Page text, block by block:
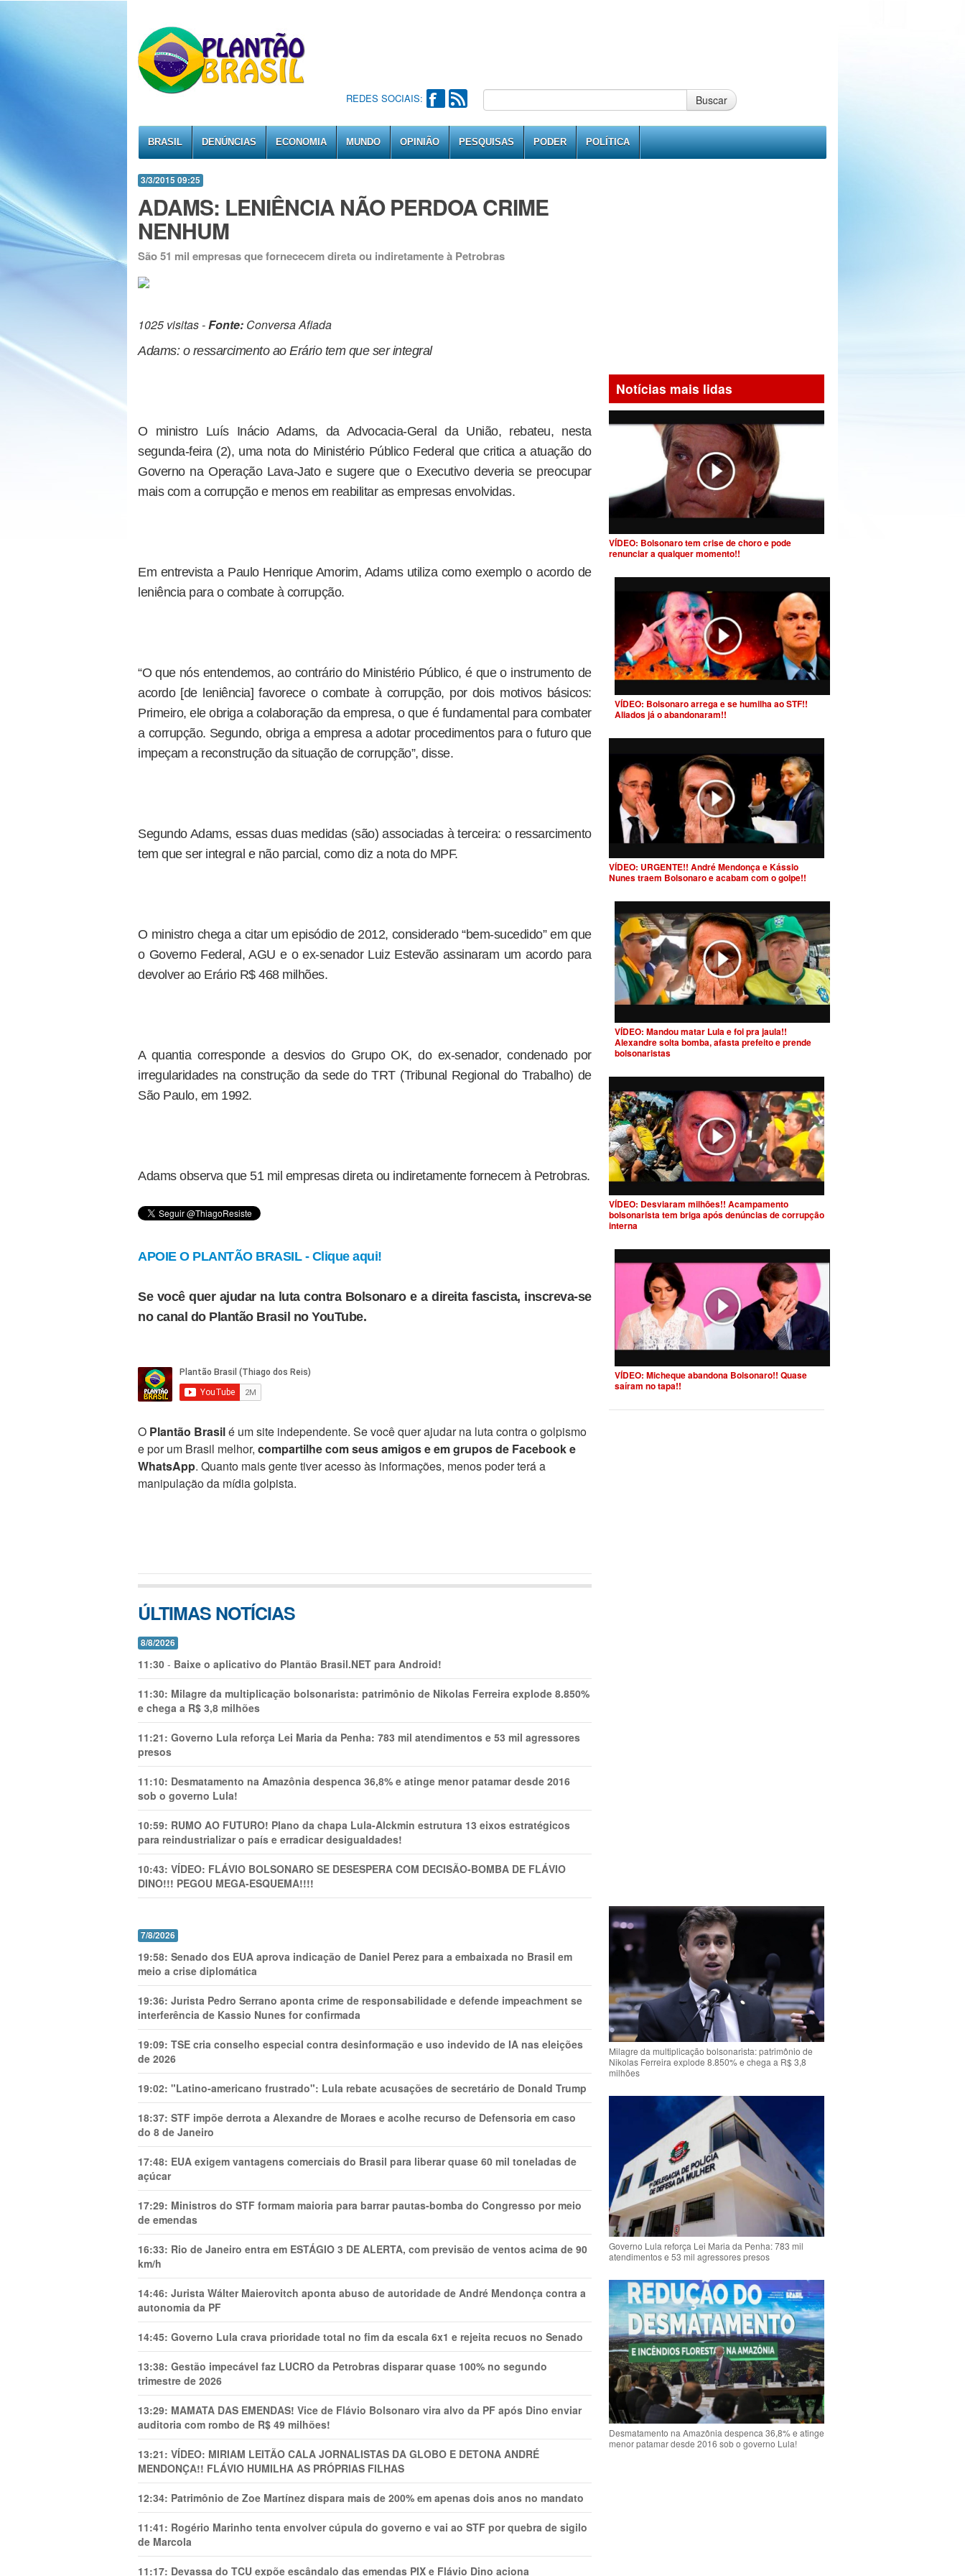
REDES SOCIAIS: Buscar
BRASIL DENÚNCIAS ECONOMIA MUNDO OPINIÃO PESQUISAS PODER POLÍTICA
3/3/2015 09:25
ADAMS: LENIÊNCIA NÃO PERDOA CRIME
NENHUM
São 51 mil empresas que fornececem direta ou indiretamente à Petrobras
1025 visitas -Fonte: Conversa Afiada
Adams: o ressarcimento ao Erário tem que ser integral
O ministro Luís Inácio Adams, da Advocacia-Geral da União, rebateu, nesta
segunda-feira (2), uma nota do Ministério Público Federal que critica a atuação do
Governo na Operação Lava-Jato e sugere que o Executivo deveria se preocupar
mais com a corrupção e menos em reabilitar as empresas envolvidas.
Em entrevista a Paulo Henrique Amorim, Adams utiliza como exemplo o acordo de
leniência para o combate à corrupção.
“O que nós entendemos, ao contrário do Ministério Público, é que o instrumento de
acordo [de leniência] favorece o combate à corrupção, por dois motivos básicos:
Primeiro, ele obriga a colaboração da empresa, o que é fundamental para combater
a corrupção. Segundo, obriga a empresa a adotar procedimentos para o futuro que
impeçam a reconstrução da situação de corrupção”, disse.
Segundo Adams, essas duas medidas (são) associadas à terceira: o ressarcimento
tem que ser integral e não parcial, como diz a nota do MPF.
O ministro chega a citar um episódio de 2012, considerado “bem-sucedido” em que
o Governo Federal, AGU e o ex-senador Luiz Estevão assinaram um acordo para
devolver ao Erário R$ 468 milhões.
A quantia corresponde a desvios do Grupo OK, do ex-senador, condenado por
irregularidades na construção da sede do TRT (Tribunal Regional do Trabalho) de
São Paulo, em 1992.
Adams observa que 51 mil empresas direta ou indiretamente fornecem à Petrobras.
APOIE O PLANTÃO BRASIL - Clique aqui!
Se você quer ajudar na luta contra Bolsonaro e a direita fascista, inscreva-se
no canal do Plantão Brasil no YouTube.
O Plantão Brasilé um site independente. Se você quer ajudar na luta contra o golpismo
e por um Brasil melhor, compartilhe com seus amigos e em grupos de Facebook e
WhatsApp. Quanto mais gente tiver acesso às informações, menos poder terá a
manipulação da mídia golpista.
ÚLTIMAS NOTÍCIAS
8/8/2026
11:30 - Baixe o aplicativo do Plantão Brasil.NET para Android!
11:30: Milagre da multiplicação bolsonarista: patrimônio de Nikolas Ferreira explode 8.850%
e chega a R$ 3,8 milhões
11:21: Governo Lula reforça Lei Maria da Penha: 783 mil atendimentos e 53 mil agressores
presos
11:10: Desmatamento na Amazônia despenca 36,8% e atinge menor patamar desde 2016
sob o governo Lula!
10:59: RUMO AO FUTURO! Plano da chapa Lula-Alckmin estrutura 13 eixos estratégicos
para reindustrializar o país e erradicar desigualdades!
10:43: VÍDEO: FLÁVIO BOLSONARO SE DESESPERA COM DECISÃO-BOMBA DE FLÁVIO
DINO!!! PEGOU MEGA-ESQUEMA!!!!
7/8/2026
19:58: Senado dos EUA aprova indicação de Daniel Perez para a embaixada no Brasil em
meio a crise diplomática
19:36: Jurista Pedro Serrano aponta crime de responsabilidade e defende impeachment se
interferência de Kassio Nunes for confirmada
19:09: TSE cria conselho especial contra desinformação e uso indevido de IA nas eleições
de 2026
19:02: "Latino-americano frustrado": Lula rebate acusações de secretário de Donald Trump
18:37: STF impõe derrota a Alexandre de Moraes e acolhe recurso de Defensoria em caso
do 8 de Janeiro
17:48: EUA exigem vantagens comerciais do Brasil para liberar quase 60 mil toneladas de
açúcar
17:29: Ministros do STF formam maioria para barrar pautas-bomba do Congresso por meio
de emendas
16:33: Rio de Janeiro entra em ESTÁGIO 3 DE ALERTA, com previsão de ventos acima de 90
km/h
14:46: Jurista Wálter Maierovitch aponta abuso de autoridade de André Mendonça contra a
autonomia da PF
14:45: Governo Lula crava prioridade total no fim da escala 6x1 e rejeita recuos no Senado
13:38: Gestão impecável faz LUCRO da Petrobras disparar quase 100% no segundo
trimestre de 2026
13:29: MAMATA DAS EMENDAS! Vice de Flávio Bolsonaro vira alvo da PF após Dino enviar
auditoria com rombo de R$ 49 milhões!
13:21: VÍDEO: MIRIAM LEITÃO CALA JORNALISTAS DA GLOBO E DETONA ANDRÉ
MENDONÇA!! FLÁVIO HUMILHA AS PRÓPRIAS FILHAS
12:34: Patrimônio de Zoe Martínez dispara mais de 200% em apenas dois anos no mandato
11:41: Rogério Marinho tenta envolver cúpula do governo e vai ao STF por quebra de sigilo
de Marcola
11:17: Devassa do TCU expõe escândalo das emendas PIX e Flávio Dino aciona
Notícias mais lidas
VÍDEO: Bolsonaro tem crise de choro e pode
renunciar a qualquer momento!!
VÍDEO: Bolsonaro arrega e se humilha ao STF!!
Aliados já o abandonaram!!
VÍDEO: URGENTE!! André Mendonça e Kássio
Nunes traem Bolsonaro e acabam com o golpe!!
VÍDEO: Mandou matar Lula e foi pra jaula!!
Alexandre solta bomba, afasta prefeito e prende
bolsonaristas
VÍDEO: Desviaram milhões!! Acampamento
bolsonarista tem briga após denúncias de corrupção
interna
VÍDEO: Micheque abandona Bolsonaro!! Quase
saíram no tapa!!
Milagre da multiplicação bolsonarista: patrimônio de
Nikolas Ferreira explode 8.850% e chega a R$ 3,8
milhões
Governo Lula reforça Lei Maria da Penha: 783 mil
atendimentos e 53 mil agressores presos
Desmatamento na Amazônia despenca 36,8% e atinge
menor patamar desde 2016 sob o governo Lula!